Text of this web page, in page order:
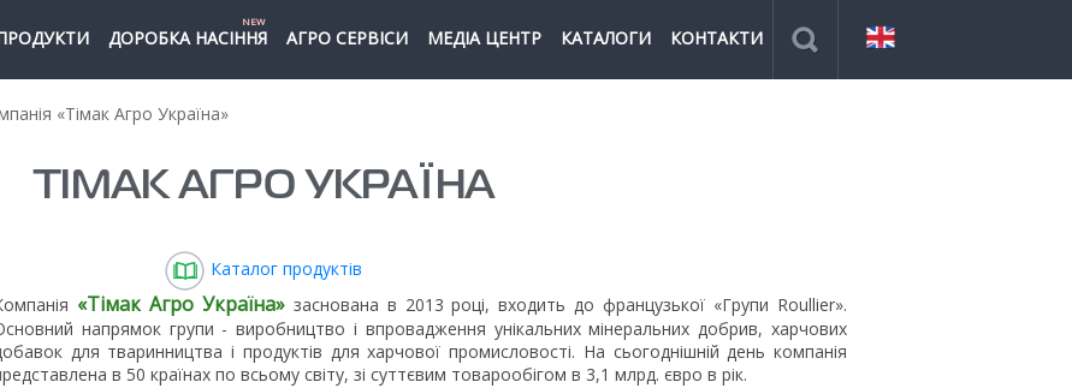
ДОРОБКА НАСІННЯ
NEW
АГРО СЕРВІСИ МЕДІА ЦЕНТР КАТАЛОГИ КОНТАКТИ
«Тімак Агро Україна»
ТІМАК АГРО УКРАЇНА
Каталог продуктів
«Тімак Агро Україна»заснована в 2013 році, входить до французької «Групи Roullier».
напрямок групи - виробництво і впровадження унікальних мінеральних добрив, харчових
для тваринництва і продуктів для харчової промисловості. На сьогоднішній день компанія
в 50 країнах по всьому світу, зі суттєвим товарообігом в 3,1 млрд. євро в рік.